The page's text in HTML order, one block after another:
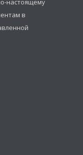
настоящему
в